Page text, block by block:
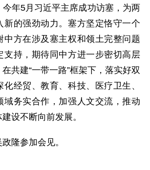
年5月习近平主席成功访塞，为两
新的强劲动力。塞方坚定恪守一个
中方在涉及塞主权和领土完整问题
支持，期待同中方进一步密切高层
共建“一带一路”框架下，落实好双
经贸、教育、科技、医疗卫生、
域务实合作，加强人文交流，推动
设不断向前发展。
隆参加会见。